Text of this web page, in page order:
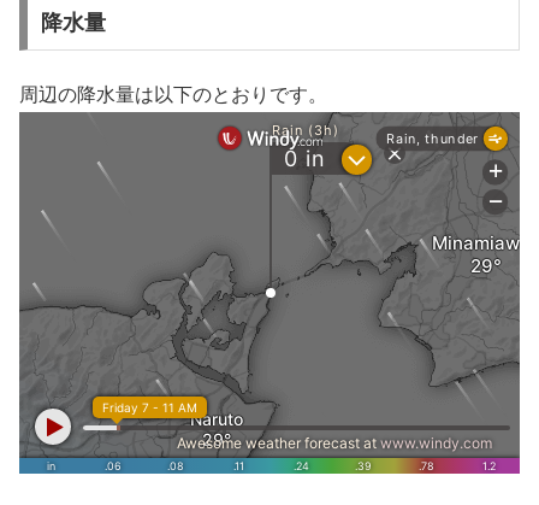
降水量
周辺の降水量は以下のとおりです。